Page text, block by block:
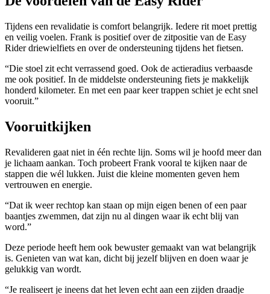
Tijdens een revalidatie is comfort belangrijk. Iedere rit moet prettig
en veilig voelen. Frank is positief over de zitpositie van de Easy
Rider driewielfiets en over de ondersteuning tijdens het fietsen.
“Die stoel zit echt verrassend goed. Ook de actieradius verbaasde
me ook positief. In de middelste ondersteuning fiets je makkelijk
honderd kilometer. En met een paar keer trappen schiet je echt snel
vooruit.”
Vooruitkijken
Revalideren gaat niet in één rechte lijn. Soms wil je hoofd meer dan
je lichaam aankan. Toch probeert Frank vooral te kijken naar de
stappen die wél lukken. Juist die kleine momenten geven hem
vertrouwen en energie.
“Dat ik weer rechtop kan staan op mijn eigen benen of een paar
baantjes zwemmen, dat zijn nu al dingen waar ik echt blij van
word.”
Deze periode heeft hem ook bewuster gemaakt van wat belangrijk
is. Genieten van wat kan, dicht bij jezelf blijven en doen waar je
gelukkig van wordt.
“Je realiseert je ineens dat het leven echt aan een zijden draadje